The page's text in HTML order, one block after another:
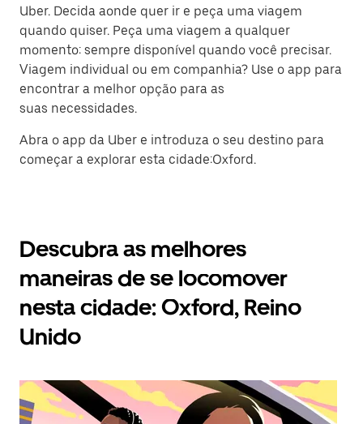
Uber. Decida aonde quer ir e peça uma viagem
quando quiser. Peça uma viagem a qualquer
momento: sempre disponível quando você precisar.
Viagem individual ou em companhia? Use o app para
encontrar a melhor opção para as
suas necessidades.
Abra o app da Uber e introduza o seu destino para
começar a explorar esta cidade:Oxford.
Descubra as melhores
maneiras de se locomover
nesta cidade: Oxford, Reino
Unido